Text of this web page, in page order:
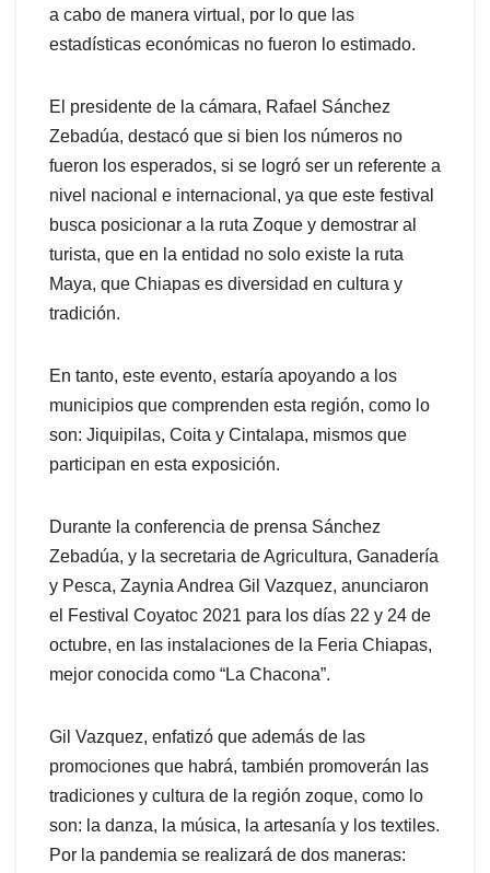
a cabo de manera virtual, por lo que las
estadísticas económicas no fueron lo estimado.
El presidente de la cámara, Rafael Sánchez
Zebadúa, destacó que si bien los números no
fueron los esperados, si se logró ser un referente a
nivel nacional e internacional, ya que este festival
busca posicionar a la ruta Zoque y demostrar al
turista, que en la entidad no solo existe la ruta
Maya, que Chiapas es diversidad en cultura y
tradición.
En tanto, este evento, estaría apoyando a los
municipios que comprenden esta región, como lo
son: Jiquipilas, Coita y Cintalapa, mismos que
participan en esta exposición.
Durante la conferencia de prensa Sánchez
Zebadúa, y la secretaria de Agricultura, Ganadería
y Pesca, Zaynia Andrea Gil Vazquez, anunciaron
el Festival Coyatoc 2021 para los días 22 y 24 de
octubre, en las instalaciones de la Feria Chiapas,
mejor conocida como “La Chacona”.
Gil Vazquez, enfatizó que además de las
promociones que habrá, también promoverán las
tradiciones y cultura de la región zoque, como lo
son: la danza, la música, la artesanía y los textiles.
Por la pandemia se realizará de dos maneras: